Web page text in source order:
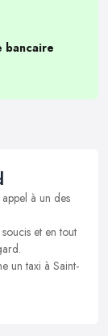
bancaire
à un des
et en tout
un taxi à Saint-